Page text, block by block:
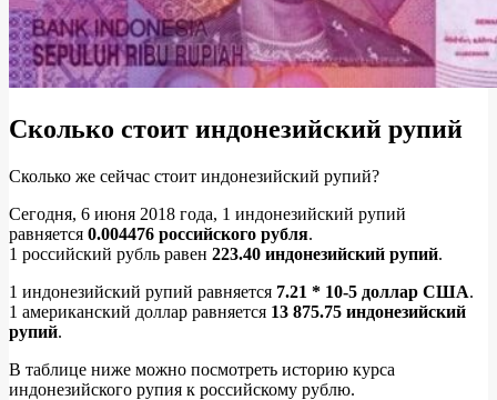
Сколько стоит индонезийский рупий
Сколько же сейчас стоит индонезийский рупий?
Сегодня, 6 июня 2018 года, 1 индонезийский рупий
равняется 0.004476 российского рубля.
1 российский рубль равен 223.40 индонезийский рупий.
1 индонезийский рупий равняется 7.21 * 10-5 доллар США.
1 американский доллар равняется 13 875.75 индонезийский
рупий.
В таблице ниже можно посмотреть историю курса
индонезийского рупия к российскому рублю.